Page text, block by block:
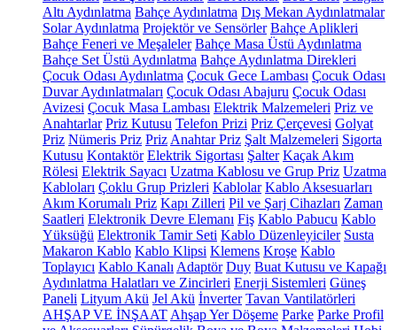
Altı Aydınlatma Bahçe Aydınlatma Dış Mekan Aydınlatmalar
Solar Aydınlatma Projektör ve Sensörler Bahçe Aplikleri
Bahçe Feneri ve Meşaleler Bahçe Masa Üstü Aydınlatma
Bahçe Set Üstü Aydınlatma Bahçe Aydınlatma Direkleri
Çocuk Odası Aydınlatma Çocuk Gece Lambası Çocuk Odası
Duvar Aydınlatmaları Çocuk Odası Abajuru Çocuk Odası
Avizesi Çocuk Masa Lambası Elektrik Malzemeleri Priz ve
Anahtarlar Priz Kutusu Telefon Prizi Priz Çerçevesi Golyat
Priz Nümeris Priz Priz Anahtar Priz Şalt Malzemeleri Sigorta
Kutusu Kontaktör Elektrik Sigortası Şalter Kaçak Akım
Rölesi Elektrik Sayacı Uzatma Kablosu ve Grup Priz Uzatma
Kabloları Çoklu Grup Prizleri Kablolar Kablo Aksesuarları
Akım Korumalı Priz Kapı Zilleri Pil ve Şarj Cihazları Zaman
Saatleri Elektronik Devre Elemanı Fiş Kablo Pabucu Kablo
Yüksüğü Elektronik Tamir Seti Kablo Düzenleyiciler Susta
Makaron Kablo Kablo Klipsi Klemens Kroşe Kablo
Toplayıcı Kablo Kanalı Adaptör Duy Buat Kutusu ve Kapağı
Aydınlatma Halatları ve Zincirleri Enerji Sistemleri Güneş
Paneli Lityum Akü Jel Akü İnverter Tavan Vantilatörleri
AHŞAP VE İNŞAAT Ahşap Yer Döşeme Parke Parke Profil